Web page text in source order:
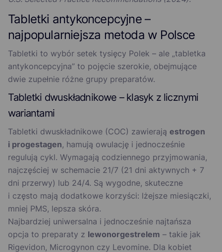
Tabletki antykoncepcyjne –
najpopularniejsza metoda w Polsce
Tabletki to wybór setek tysięcy Polek – ale „tabletka
antykoncepcyjna” to pojęcie szerokie, obejmujące
dwie zupełnie różne grupy preparatów.
Tabletki dwuskładnikowe – klasyk z licznymi
wariantami
Tabletki dwuskładnikowe (COC) zawierają estrogen
i progestagen, hamują owulację i jednocześnie
regulują cykl. Wymagają codziennego przyjmowania,
najczęściej w schemacie 21/7 (21 dni aktywnych + 7
dni przerwy) lub 24/4. Są wygodne, skuteczne
i często mają dodatkowe korzyści: lżejsze miesiączki,
mniej PMS, lepsza skóra.
Najbardziej uniwersalna i jednocześnie najtańsza
opcja to preparaty z lewonorgestrelem – takie jak
Rigevidon, Microgynon czy Levomine. Dla kobiet